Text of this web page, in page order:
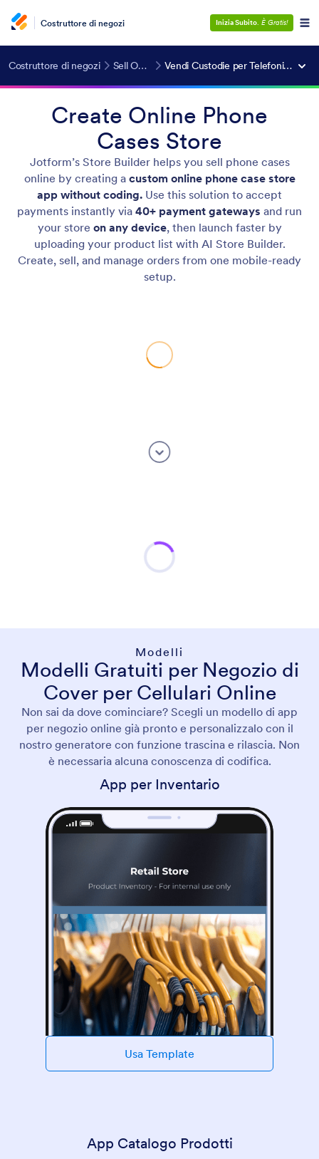
Costruttore di negozi Inizia Subito. È Gratis!
Costruttore di negozi Sell Online Vendi Custodie per Telefoni Online
Create Online Phone
Cases Store
Jotform’s Store Builder helps you sell phone cases
online by creating a custom online phone case store
app without coding. Use this solution to accept
payments instantly via 40+ payment gateways and run
your store on any device, then launch faster by
uploading your product list with AI Store Builder.
Create, sell, and manage orders from one mobile-ready
setup.
Modelli
Modelli Gratuiti per Negozio di
Cover per Cellulari Online
Non sai da dove cominciare? Scegli un modello di app
per negozio online già pronto e personalizzalo con il
nostro generatore con funzione trascina e rilascia. Non
è necessaria alcuna conoscenza di codifica.
App per Inventario
Usa Template
App Catalogo Prodotti